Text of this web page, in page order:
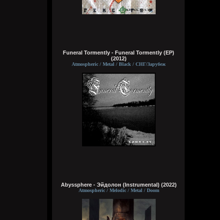
Вчера в 19:54:22
krromanka
Вчера в 19:38:57
Цитата: Brenton Trollant
Даже в коммунизме ничего бесплатным
не бывает. Любой труд должен быть
оплачен по достоинству
Funeral Tormently - Funeral Tormently (EP)
(2012)
Atmospheric / Metal / Black / СНГ/Зарубеж
Abyssphere - Эйдолон (Instrumental) (2022)
Atmospheric / Melodic / Metal / Doom